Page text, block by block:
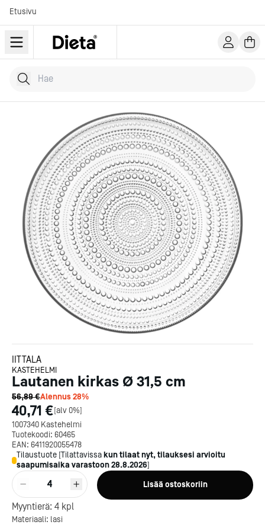
Etusivu
Hae tuotteita
Kirjoita hakusana...
IITTALA
KASTEHELMI
Lautanen kirkas Ø 31,5 cm
56,89 €Alennus28%
40,71 €[alv 0%]
1007340 Kastehelmi
Tuotekoodi: 60465
EAN: 6411920055478
Tilaustuote [Tilattavissa kun tilaat nyt, tilauksesi arvioitu
saapumisaika varastoon28.8.2026]
4 Lisää ostoskoriin
Myyntierä: 4 kpl
Materiaali: lasi
Kotipizza on vuonna 1987
perustettu yritys, jolla on yli
300 ravintolaa eri puolella
Suomea. Dieta on tehnyt